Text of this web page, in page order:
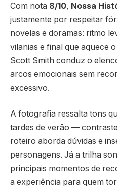
Com nota 8/10, Nossa
justamente por respeitar
novelas e doramas: ritmo
vilanias e final que aquece
Scott Smith conduz o
arcos emocionais sem
excessivo.
A fotografia ressalta tons
tardes de verão —
roteiro aborda dúvidas e
personagens. Já a trilha
principais momentos de
a experiência para quem